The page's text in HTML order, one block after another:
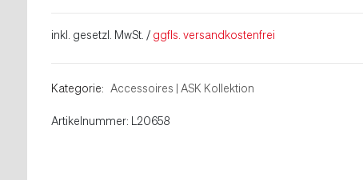
inkl. gesetzl. MwSt. / ggfls. versandkostenfrei
Kategorie: Accessoires | ASK Kollektion
Artikelnummer: L20658